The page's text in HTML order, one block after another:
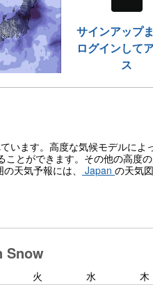
サインアップ
ログインして
ス
ます。高度な気候モデルによっ
ことができます。その他の高度
天気予報には、
Japan の天気